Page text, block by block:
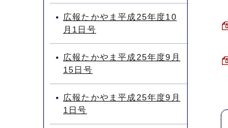
広報たかやま平成25年度10
月1日号
広報たかやま平成25年度9月
15日号
広報たかやま平成25年度9月
1日号